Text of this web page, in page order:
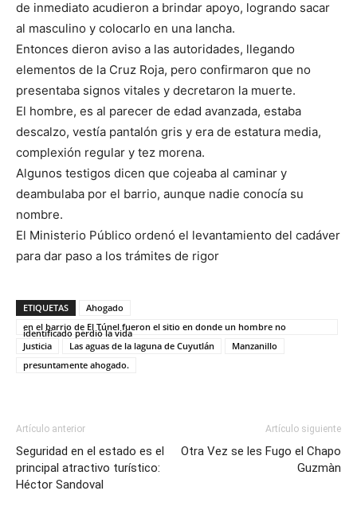
de inmediato acudieron a brindar apoyo, logrando sacar
al masculino y colocarlo en una lancha.
Entonces dieron aviso a las autoridades, llegando
elementos de la Cruz Roja, pero confirmaron que no
presentaba signos vitales y decretaron la muerte.
El hombre, es al parecer de edad avanzada, estaba
descalzo, vestía pantalón gris y era de estatura media,
complexión regular y tez morena.
Algunos testigos dicen que cojeaba al caminar y
deambulaba por el barrio, aunque nadie conocía su
nombre.
El Ministerio Público ordenó el levantamiento del cadáver
para dar paso a los trámites de rigor
ETIQUETAS
Ahogado
en el barrio de El Túnel fueron el sitio en donde un hombre no
identificado perdió la vida
Justicia
Las aguas de la laguna de Cuyutlán
Manzanillo
presuntamente ahogado.
Artículo anterior
Seguridad en el estado es el
principal atractivo turístico:
Héctor Sandoval
Artículo siguiente
Otra Vez se les Fugo el Chapo
Guzmàn